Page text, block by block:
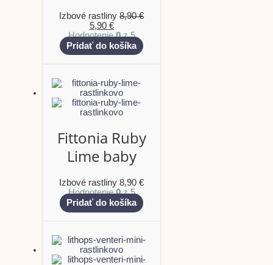
Izbové rastliny8,90€
5,90 €
Hodnotenie0z 5
Pridať do košíka
Fittonia Ruby
Lime baby
Izbové rastliny8,90€
Hodnotenie0z 5
Pridať do košíka